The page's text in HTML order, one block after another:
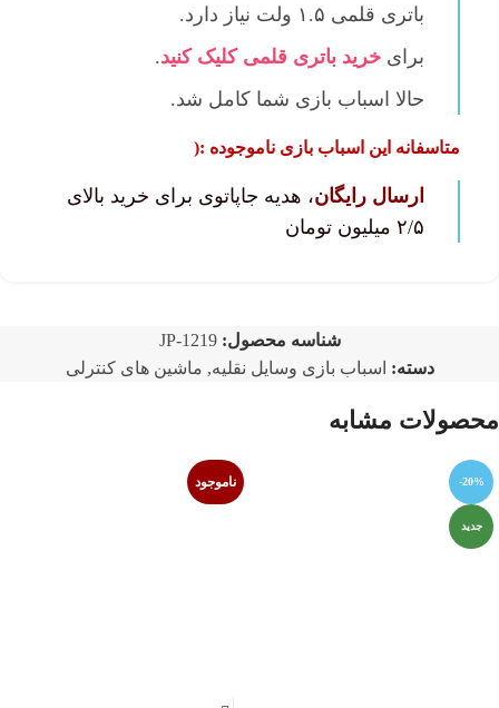
باتری قلمی ۱.۵ ولت نیاز دارد.
برای خرید باتری قلمی کلیک کنید.
حالا اسباب بازی شما کامل‌ شد.
متاسفانه این اسباب بازی ناموجوده :(
ارسال رایگان، هدیه جاپاتوی برای خرید بالای
۲/۵ میلیون تومان
شناسه محصول:JP-1219
دسته: اسباب بازی وسایل نقلیه, ماشین های کنترلی
محصولات مشابه
-20%
جدید
ناموجود